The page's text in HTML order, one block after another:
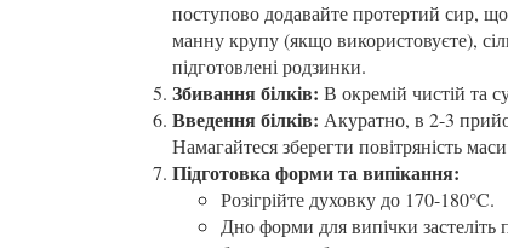
поступово додавайте протертий сир,
манну крупу (якщо використовуєте),
підготовлені родзинки.
Збивання білків: В окремій чистій та
Введення білків: Акуратно, в 2-3
Намагайтеся зберегти повітряність
Підготовка форми та випікання:
Розігрійте духовку до 170-180°C.
Дно форми для випічки